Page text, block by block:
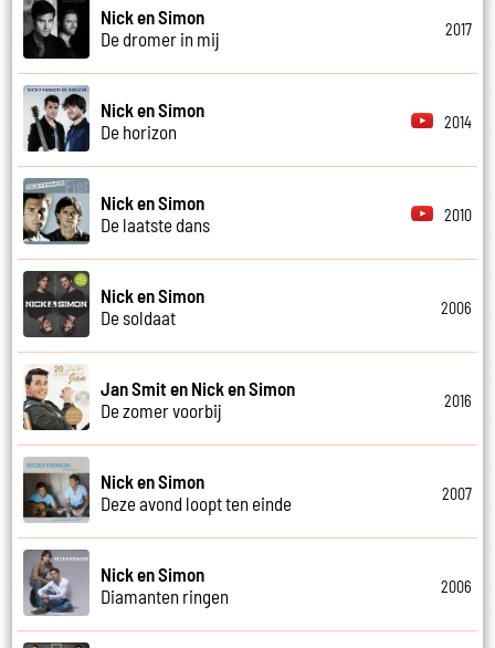
Nick en Simon
De dromer in mij
2017
Nick en Simon
De horizon
2014
Nick en Simon
De laatste dans
2010
Nick en Simon
De soldaat
2006
Jan Smit en Nick en Simon
De zomer voorbij
2016
Nick en Simon
Deze avond loopt ten einde
2007
Nick en Simon
Diamanten ringen
2006